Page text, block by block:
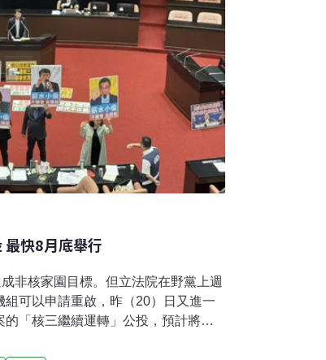
最快8月底舉行
非核家園目標。但立法院在野黨上週
可以申請重啟，昨（20）日又進一
「核三繼續運轉」公投，預計將在8